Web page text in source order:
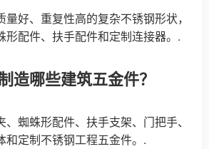
好、重复性高的复杂不锈钢形状，
形配件、扶手配件和定制连接器。.
造哪些建筑五金件？
蜘蛛形配件、扶手支架、门把手、
和定制不锈钢工程五金件。.